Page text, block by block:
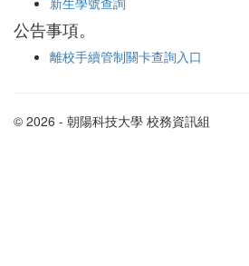
公告事項。
離校手續管制關卡查詢入口
© 2026 - 朝陽科技大學 校務資訊組